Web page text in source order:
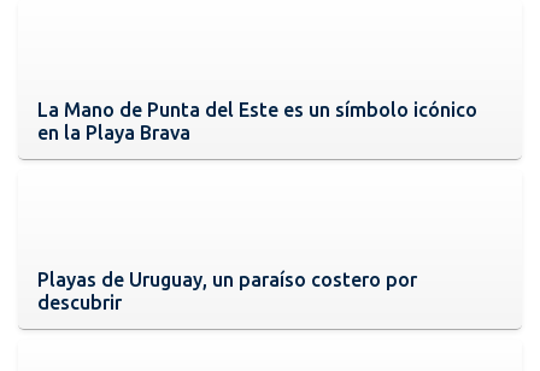
La Mano de Punta del Este es un símbolo icónico
en la Playa Brava
Playas de Uruguay, un paraíso costero por
descubrir